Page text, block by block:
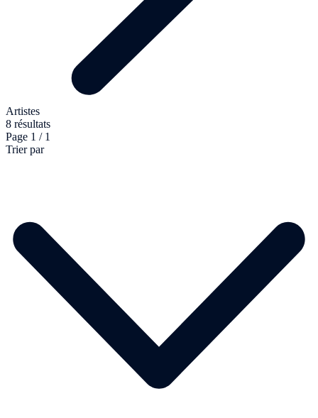
Artistes
8 résultats
Page 1 / 1
Trier par